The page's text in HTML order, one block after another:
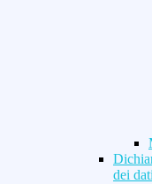
dei dati